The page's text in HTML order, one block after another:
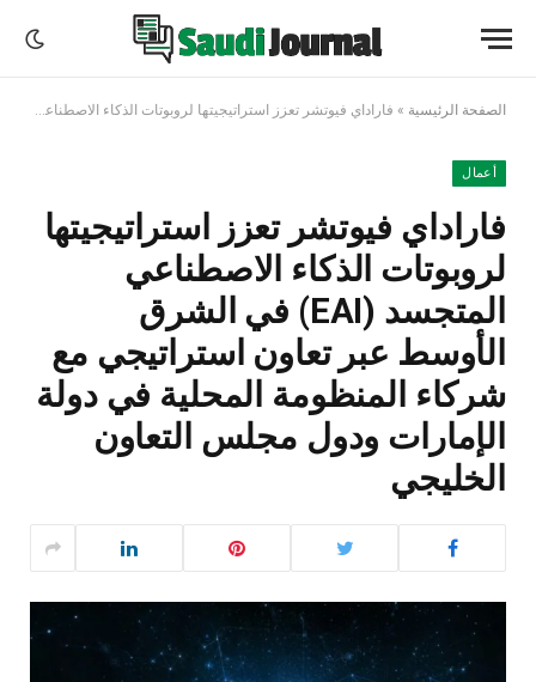
الصفحة الرئيسية » فاراداي فيوتشر تعزز استراتيجيتها لروبوتات الذكاء الاصطناعي المتجسد (EAI) في الشرق الأوسط عبر تعاون استراتيجي مع شركاء المنظومة المحلية في دولة الإمارات ودول مجلس التعاون الخليجي
أعمال
فاراداي فيوتشر تعزز استراتيجيتها
لروبوتات الذكاء الاصطناعي
المتجسد (EAI) في الشرق
الأوسط عبر تعاون استراتيجي مع
شركاء المنظومة المحلية في دولة
الإمارات ودول مجلس التعاون
الخليجي